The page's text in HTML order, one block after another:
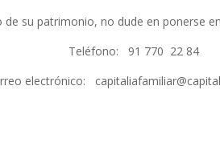
de su patrimonio, no dude en ponerse
Teléfono: 91 770 22 84
electrónico: